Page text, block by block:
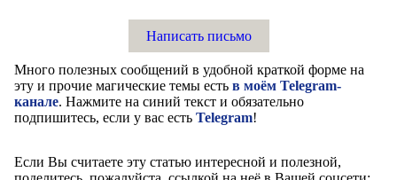
Написать письмо
Много полезных сообщений в удобной краткой форме на
эту и прочие магические темы есть в моём Telegram-
канале. Нажмите на синий текст и обязательно
подпишитесь, если у вас есть Telegram!
Если Вы считаете эту статью интересной и полезной,